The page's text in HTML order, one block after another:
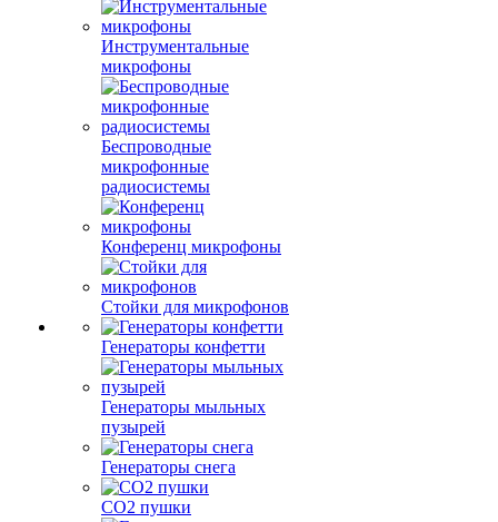
Инструментальные
микрофоны
Беспроводные
микрофонные
радиосистемы
Конференц микрофоны
Стойки для микрофонов
Генераторы конфетти
Генераторы мыльных
пузырей
Генераторы снега
CO2 пушки